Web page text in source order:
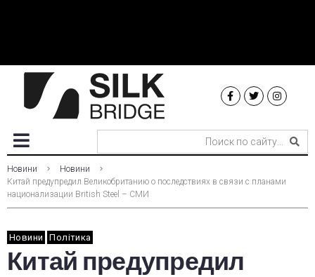
Новини
Новини
Китай предупредил Великобританию о последствиях в связи с планами
национализации British Steel – СМИ
Новини Політика
Китай предупредил